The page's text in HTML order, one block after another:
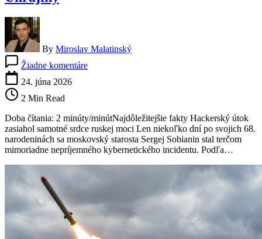
By Miroslav Malatinský
Žiadne komentáreMoskvu
blízky
spojenec
prišiel
o
kontrolu
sa
výzvy
24. júna 2026
2 Min Read
Doba čítania: 2 minúty/minútNajdôležitejšie fakty Hackerský útok
zasiahol samotné srdce ruskej moci Len niekoľko dní po svojich 68.
narodeninách sa moskovský starosta Sergej Sobianin stal terčom
mimoriadne nepríjemného kybernetického incidentu. Podľa…